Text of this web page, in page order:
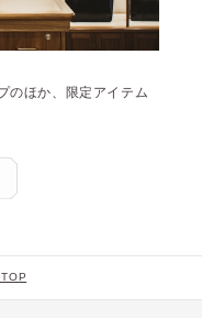
7月 [4]
5月 [4]
3月 [2]
12月 [2]
のほか、限定アイテム